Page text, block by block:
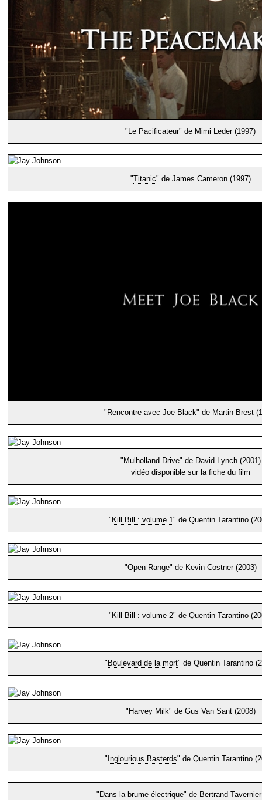
"Le Pacificateur" de Mimi Leder (1997)
"Titanic" de James Cameron (1997)
"Rencontre avec Joe Black" de Martin Brest
"Mulholland Drive" de David Lynch (2001)
vidéo disponible sur la fiche du film
" Kill Bill : volume 1 " de Quentin Tarantino
"Open Range" de Kevin Costner (2003)
" Kill Bill : volume 2" de Quentin Tarantino
" Boulevard de la mort" de Quentin Tarantino
"Harvey Milk" de Gus Van Sant (2008)
" Inglourious Basterds" de Quentin Tarantino
" Dans la brume électrique" de Bertrand